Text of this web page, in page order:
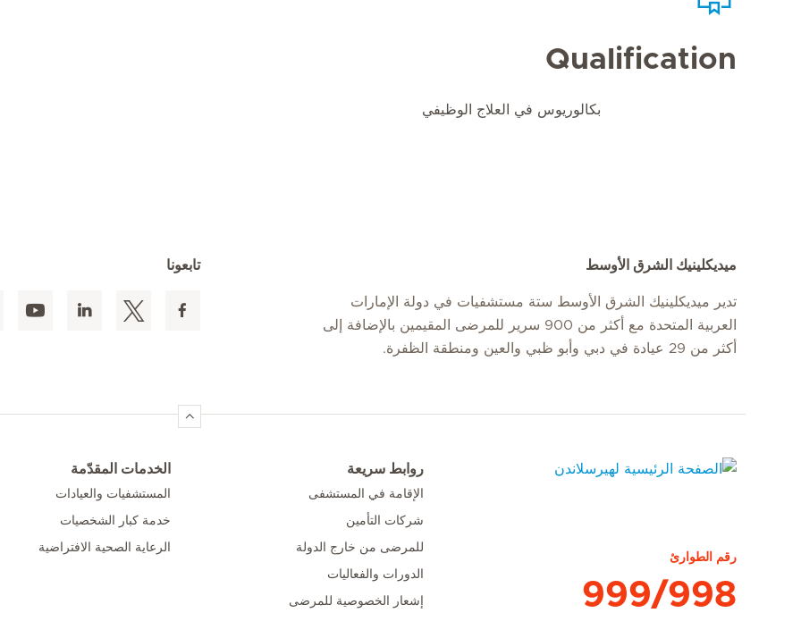
Qualification
بكالوريوس في العلاج الوظيفي
ميديكلينيك الشرق الأوسط
تدير ميديكلينيك الشرق الأوسط ستة مستشفيات في دولة الإمارات
العربية المتحدة مع أكثر من 900 سرير للمرضى المقيمين بالإضافة إلى
أكثر من 29 عيادة في دبي وأبو ظبي والعين ومنطقة الظفرة.
تابعونا
رقم الطوارئ
999/998
روابط سريعة
الإقامة في المستشفى
شركات التأمين
للمرضى من خارج الدولة
الدورات والفعاليات
إشعار الخصوصية للمرضى
الخدمات المقدّمة
المستشفيات والعيادات
خدمة كبار الشخصيات
الرعاية الصحية الافتراضية